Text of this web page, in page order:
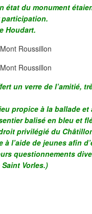
état du monument
Houdart.
un verre de l’amitié,
propice à la ballade et
balisé en bleu et
privilégié du
l’aide de jeunes afin
questionnements
Vorles.)